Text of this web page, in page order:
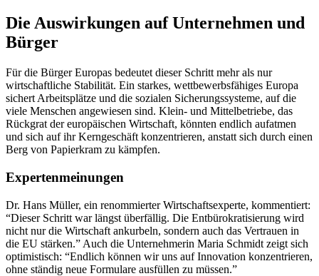
Die Auswirkungen auf Unternehmen und
Bürger
Für die Bürger Europas bedeutet dieser Schritt mehr als nur
wirtschaftliche Stabilität. Ein starkes, wettbewerbsfähiges Europa
sichert Arbeitsplätze und die sozialen Sicherungssysteme, auf die
viele Menschen angewiesen sind. Klein- und Mittelbetriebe, das
Rückgrat der europäischen Wirtschaft, könnten endlich aufatmen
und sich auf ihr Kerngeschäft konzentrieren, anstatt sich durch einen
Berg von Papierkram zu kämpfen.
Expertenmeinungen
Dr. Hans Müller, ein renommierter Wirtschaftsexperte, kommentiert:
“Dieser Schritt war längst überfällig. Die Entbürokratisierung wird
nicht nur die Wirtschaft ankurbeln, sondern auch das Vertrauen in
die EU stärken.” Auch die Unternehmerin Maria Schmidt zeigt sich
optimistisch: “Endlich können wir uns auf Innovation konzentrieren,
ohne ständig neue Formulare ausfüllen zu müssen.”